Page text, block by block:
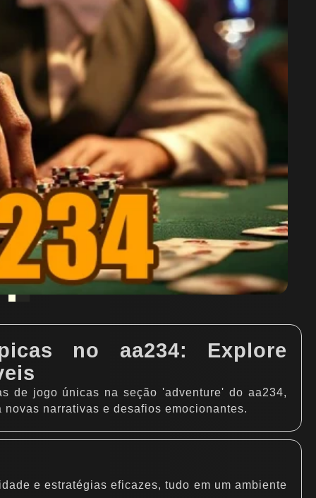
no aa234: Explore
de jogo únicas na seção 'adventure' do aa234,
narrativas e desafios emocionantes.
e estratégias eficazes, tudo em um ambiente